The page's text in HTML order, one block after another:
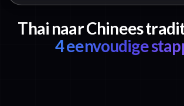
Thai naar Chinees
4 eenvoudige